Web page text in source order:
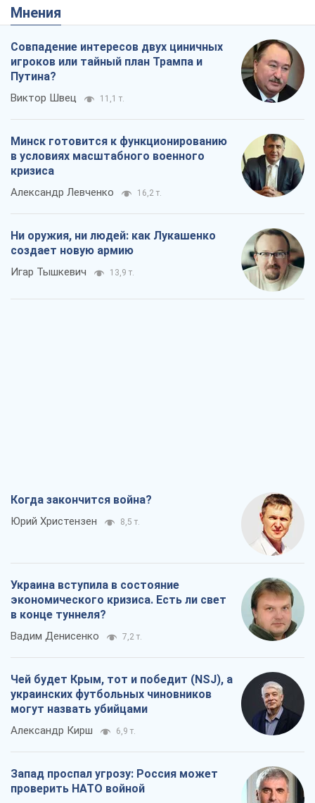
Мнения
Совпадение интересов двух циничных
игроков или тайный план Трампа и
Путина?
Виктор Швец 11,1 т.
Минск готовится к функционированию
в условиях масштабного военного
кризиса
Александр Левченко 16,2 т.
Ни оружия, ни людей: как Лукашенко
создает новую армию
Игар Тышкевич 13,9 т.
Когда закончится война?
Юрий Христензен 8,5 т.
Украина вступила в состояние
экономического кризиса. Есть ли свет
в конце туннеля?
Вадим Денисенко 7,2 т.
Чей будет Крым, тот и победит (NSJ), а
украинских футбольных чиновников
могут назвать убийцами
Александр Кирш 6,9 т.
Запад проспал угрозу: Россия может
проверить НАТО войной